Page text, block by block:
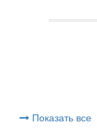
Показать все